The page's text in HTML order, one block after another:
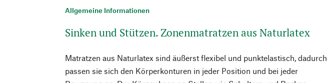
Allgemeine Informationen
Sinken und Stützen. Zonenmatratzen aus Naturlatex
Matratzen aus Naturlatex sind äußerst flexibel und punktelastisch, dadurch
passen sie sich den Körperkonturen in jeder Position und bei jeder